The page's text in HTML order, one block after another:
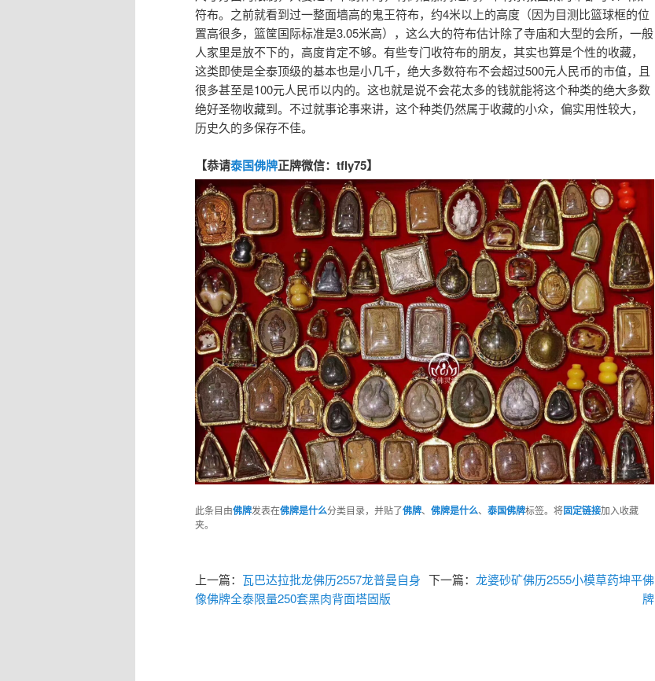
符布。之前就看到过一整面墙高的鬼王符布，约4米以上的高度（因为目测比篮球框的位
置高很多，篮筐国际标准是3.05米高），这么大的符布估计除了寺庙和大型的会所，一般
人家里是放不下的，高度肯定不够。有些专门收符布的朋友，其实也算是个性的收藏，
这类即使是全泰顶级的基本也是小几千，绝大多数符布不会超过500元人民币的市值，且
很多甚至是100元人民币以内的。这也就是说不会花太多的钱就能将这个种类的绝大多数
绝好圣物收藏到。不过就事论事来讲，这个种类仍然属于收藏的小众，偏实用性较大，
历史久的多保存不佳。
【恭请泰国佛牌正牌微信：tfly75】
此条目由佛牌发表在佛牌是什么分类目录，并贴了佛牌、 佛牌是什么、 泰国佛牌标签。将固定链接加入收藏
夹。
上一篇： 瓦巴达拉批龙佛历2557龙普曼自身
像佛牌全泰限量250套黑肉背面塔固版
下一篇： 龙婆砂矿佛历2555小模草药坤平佛
牌